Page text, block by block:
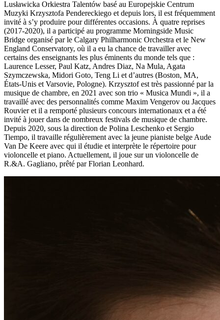
Lusławicka Orkiestra Talentów basé au Europejskie Centrum
Muzyki Krzysztofa Pendereckiego et depuis lors, il est fréquemment
invité à s’y produire pour différentes occasions. À quatre reprises
(2017-2020), il a participé au programme Morningside Music
Bridge organisé par le Calgary Philharmonic Orchestra et le New
England Conservatory, où il a eu la chance de travailler avec
certains des enseignants les plus éminents du monde tels que :
Laurence Lesser, Paul Katz, Andres Diaz, Na Mula, Agata
Szymczewska, Midori Goto, Teng Li et d’autres (Boston, MA,
États-Unis et Varsovie, Pologne). Krzysztof est très passionné par la
musique de chambre, en 2021 avec son trio « Musica Mundi », il a
travaillé avec des personnalités comme Maxim Vengerov ou Jacques
Rouvier et il a remporté plusieurs concours internationaux et a été
invité à jouer dans de nombreux festivals de musique de chambre.
Depuis 2020, sous la direction de Polina Leschenko et Sergio
Tiempo, il travaille régulièrement avec la jeune pianiste belge Aude
Van De Keere avec qui il étudie et interprète le répertoire pour
violoncelle et piano. Actuellement, il joue sur un violoncelle de
R.&A. Gagliano, prêté par Florian Leonhard.